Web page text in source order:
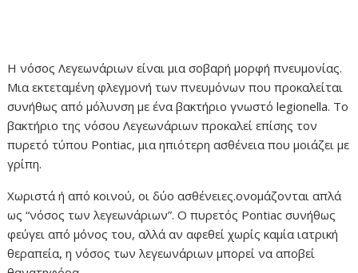
Η νόσος Λεγεωνάριων είναι μια σοβαρή μορφή πνευμονίας.
Μια εκτεταμένη φλεγμονή των πνευμόνων που προκαλείται
συνήθως από μόλυνση με ένα βακτήριο γνωστό legionella. Το
βακτήριο της νόσου Λεγεωνάριων προκαλεί επίσης τον
πυρετό τύπου Pontiac, μια ηπιότερη ασθένεια που μοιάζει με
γρίπη.
Χωριστά ή από κοινού, οι δύο ασθένειες.ονομάζονται απλά
ως “νόσος των λεγεωνάριων”. Ο πυρετός Pontiac συνήθως
φεύγει από μόνος του, αλλά αν αφεθεί χωρίς καμία ιατρική
θεραπεία, η νόσος των λεγεωνάριων μπορεί να αποβεί